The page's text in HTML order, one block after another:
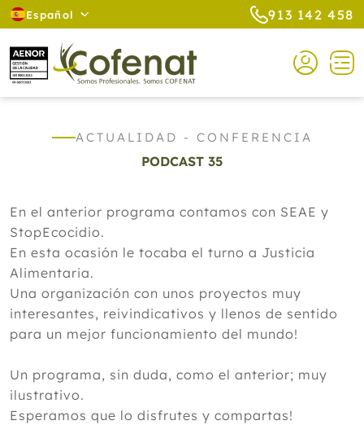
Español 913 142 458
ACTUALIDAD - CONFERENCIA
PODCAST 35
En el anterior programa contamos con SEAE y
StopEcocidio.
En esta ocasión le tocaba el turno a Justicia
Alimentaria.
Una organización con unos proyectos muy
interesantes, reivindicativos y llenos de sentido
para un mejor funcionamiento del mundo!
Un programa, sin duda, como el anterior; muy
ilustrativo.
Esperamos que lo disfrutes y compartas!